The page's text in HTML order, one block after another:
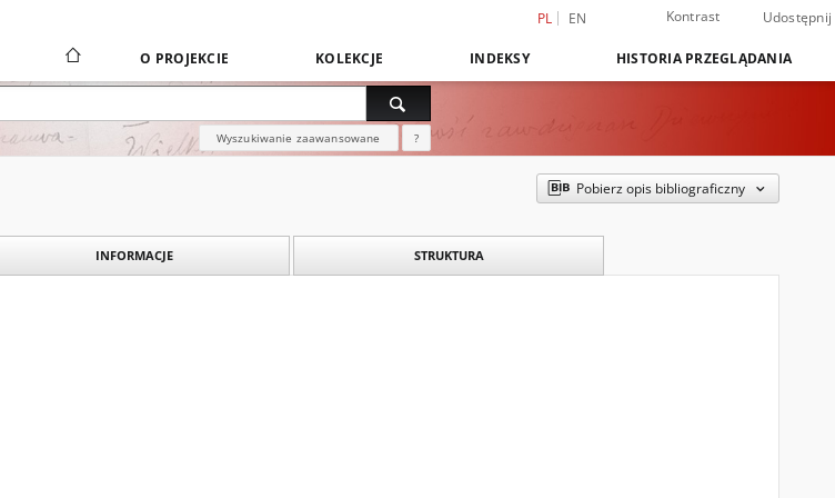
PL EN Kontrast Udostępnij
O PROJEKCIE KOLEKCJE INDEKSY HISTORIA PRZEGLĄDANIA
Wyszukiwanie zaawansowane ?
Pobierz opis bibliograficzny
INFORMACJE STRUKTURA